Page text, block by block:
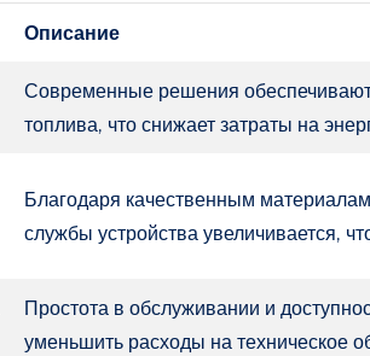
Описание
Современные решения
топлива, что снижает затраты на
Благодаря качественным
службы устройства увеличивается,
Простота в обслуживании и
уменьшить расходы на техническое